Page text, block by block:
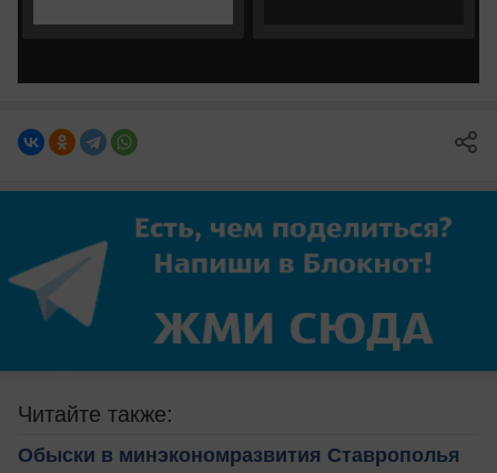
Читайте также:
Обыски в минэкономразвития Ставрополья